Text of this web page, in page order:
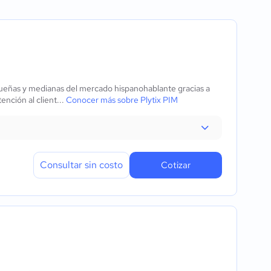
y medianas del mercado hispanohablante gracias a
al client... Conocer más sobre Plytix PIM
Consultar sin costo Cotizar